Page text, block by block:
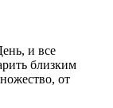
и все
близким
от